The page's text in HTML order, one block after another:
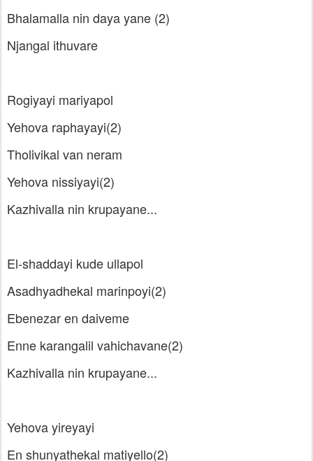
Bhalamalla nin daya yane (2)
Njangal ithuvare
Rogiyayi mariyapol
Yehova raphayayi(2)
Tholivikal van neram
Yehova nissiyayi(2)
Kazhivalla nin krupayane...
El-shaddayi kude ullapol
Asadhyadhekal marinpoyi(2)
Ebenezar en daiveme
Enne karangalil vahichavane(2)
Kazhivalla nin krupayane...
Yehova yireyayi
En shunyathekal matiyello(2)